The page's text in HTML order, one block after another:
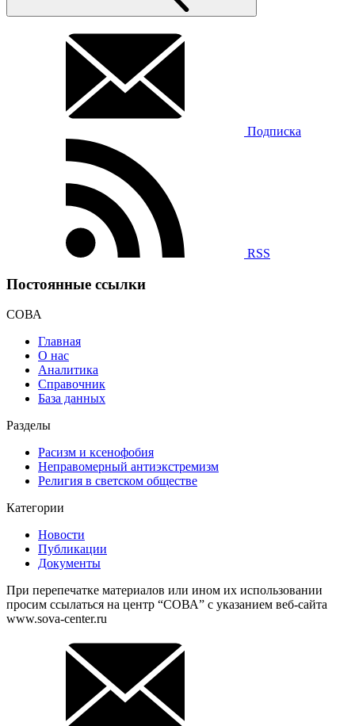
Подписка
RSS
Постоянные ссылки
СОВА
Главная
О нас
Аналитика
Справочник
База данных
Разделы
Расизм и ксенофобия
Неправомерный антиэкстремизм
Религия в светском обществе
Категории
Новости
Публикации
Документы
При перепечатке материалов или ином их использовании
просим ссылаться на центр “СОВА” с указанием веб-сайта
www.sova-center.ru